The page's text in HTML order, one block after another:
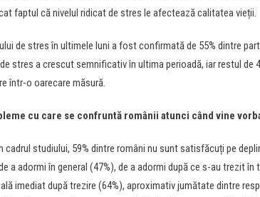
faptul că nivelul ridicat de stres le afectează calitatea vieții.
de stres în ultimele luni a fost confirmată de 55% dintre
stres a crescut semnificativ în ultima perioadă, iar restul de
într-o oarecare măsură.
cu care se confruntă românii atunci când vine
studiului, 59% dintre români nu sunt satisfăcuți pe
a adormi în general (47%), de a adormi după ce s-au trezit în
imediat după trezire (64%), aproximativ jumătate dintre